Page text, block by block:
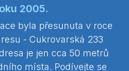
2005.
byla přesunuta v roce
- Cukrovarská 233
je jen cca 50 metrů
místa. Podívejte se